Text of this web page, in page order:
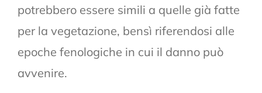
potrebbero essere simili a quelle già fatte
per la vegetazione, bensì riferendosi alle
epoche fenologiche in cui il danno può
avvenire.